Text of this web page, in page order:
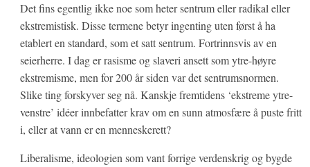
Det fins egentlig ikke noe som heter sentrum eller radikal eller
ekstremistisk. Disse termene betyr ingenting uten først å ha
etablert en standard, som et satt sentrum. Fortrinnsvis av en
seierherre. I dag er rasisme og slaveri ansett som ytre-høyre
ekstremisme, men for 200 år siden var det sentrumsnormen.
Slike ting forskyver seg nå. Kanskje fremtidens ‘ekstreme ytre-
venstre’ idéer innbefatter krav om en sunn atmosfære å puste fritt
i, eller at vann er en menneskerett?
Liberalisme, ideologien som vant forrige verdenskrig og bygde